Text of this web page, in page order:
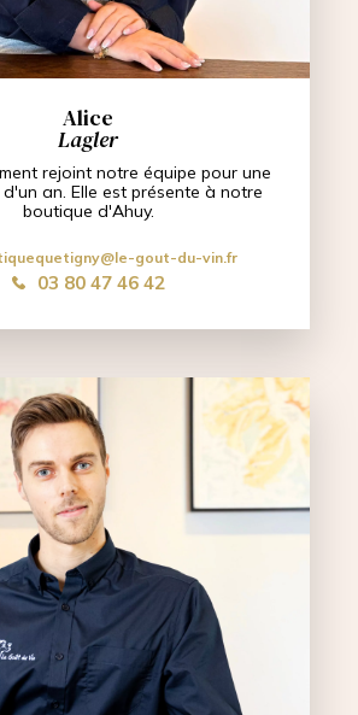
Alice
Lagler
rejoint notre équipe pour une
an. Elle est présente à notre
boutique d'Ahuy.
gout-du-vin.fr
03 80 47 46 42